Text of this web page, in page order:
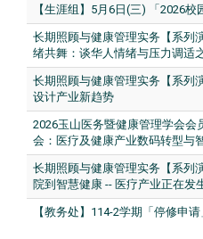
【生涯组】5月6日(三) 「2026校
长期照顾与健康管理实务【系列
绪共舞：谈华人情绪与压力调适
长期照顾与健康管理实务【系列
设计产业新趋势
2026玉山医务暨健康管理学会会
会：医疗及健康产业数码转型与
长期照顾与健康管理实务【系列
院到智慧健康 -- 医疗产业正在发
【教务处】114-2学期「停修申